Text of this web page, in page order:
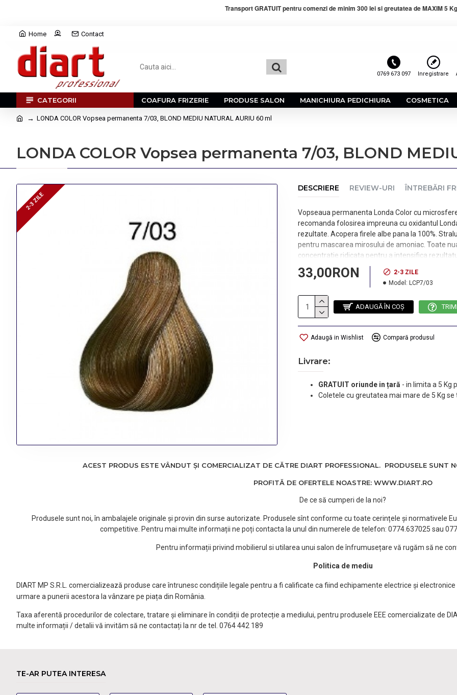
Transport GRATUIT pentru comenzi de minim 300 lei si greutatea de MAXIM 5
Home Contact
0769 673 097 Inregistrare
CATEGORII COAFURA FRIZERIE PRODUSE SALON MANICHIURA PEDICHIURA COSMETICA
LONDA COLOR Vopsea permanenta 7/03, BLOND MEDIU NATURAL AURIU 60 ml
LONDA COLOR Vopsea permanenta 7/03, BLOND
2-3 ZILE
2-3 ZILE
DESCRIERE REVIEW-URI ÎNTREBĂRI
Vopseaua permanenta Londa Color cu
recomanda folosirea impreuna cu oxidantul
rezultate. Acopera firele albe pana la 100%.
pentru mascarea mirosului de amoniac. Toate
concentratie ridicata pentru a intensifica
! Vopseaua nu vine insotita de oxidant si
de procedura dorita puteti alege concentratia
Purtati manusi adecvate, nu spalati parul.
metal.
Nuanta: BLOND MEDIU NATURAL 7/03
33,00RON
2-3 ZILE
Model: LCP7/03
ADAUGĂ ÎN COŞ
Adaugă in Wishlist Compară produsul
Livrare:
GRATUIT oriunde in țară - in limita a 5 Kg
Coletele cu greutatea mai mare de 5 Kg
ACEST PRODUS ESTE VÂNDUT ȘI COMERCIALIZAT DE CĂTRE DIART PROFESSIONAL. PRODUSELE SUNT
PROFITĂ DE OFERTELE NOASTRE: WWW.DIART.RO
De ce să cumperi de la noi?
Produsele sunt noi, în ambalajele originale și provin din surse autorizate. Produsele sînt conforme cu toate cerințele și normativele
competitive. Pentru mai multe informații ne poți contacta la unul din numerele de telefon: 0774.637025 sau
Pentru informații privind mobilierul si utilarea unui salon de înfrumusețare vă rugăm să ne
Politica de mediu
DIART MP S.R.L. comercializează produse care întrunesc condițiile legale pentru a fi calificate ca fiind echipamente electrice și electronice
urmare a punerii acestora la vânzare pe piața din România.
Taxa aferentă procedurilor de colectare, tratare și eliminare în condiții de protecție a mediului, pentru produsele EEE comercializate de
multe informații / detalii vă invităm să ne contactați la nr de tel. 0764 442 189
TE-AR PUTEA INTERESA